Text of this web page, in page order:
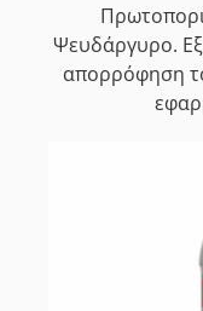
Ψευδάργυρο.
απορρόφηση